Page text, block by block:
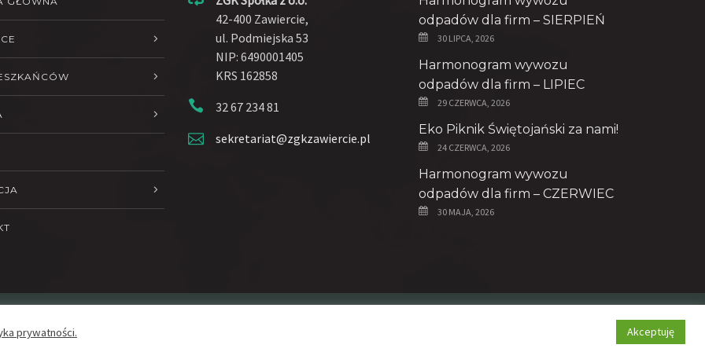
42-400 Zawiercie,
ul. Podmiejska 53
NIP: 6490001405
KRS 162858
32 67 234 81
sekretariat@zgkzawiercie.pl
odpadów dla firm – SIERPIEŃ
30 LIPCA, 2026
Harmonogram wywozu
odpadów dla firm – LIPIEC
29 CZERWCA, 2026
Eko Piknik Świętojański za nami!
24 CZERWCA, 2026
Harmonogram wywozu
odpadów dla firm – CZERWIEC
30 MAJA, 2026
Polityka prywatności
prywatności. Akceptuję